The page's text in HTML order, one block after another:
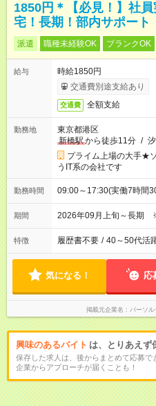
1850円＊【必見！】社
宅！長期！部内サポート
派遣 職種未経験OK ブランクOK
給与
時給1850円
交通費別途支給あり
交通費 全額支給
勤務地
東京都港区
新橋駅から徒歩11分 /
プライム上場の大手★
うIT系の会社です
勤務時間 09:00～17:30(実働7時間
期間 2026年09月上旬～長期
特徴 履歴書不要 / 40～50代活
気になる！ 応
掲載元企業名 パーソル
興味のあるバイト は、とりあえず
保存した求人は、後からまとめて応募で
企業からアプローチが届くことも！